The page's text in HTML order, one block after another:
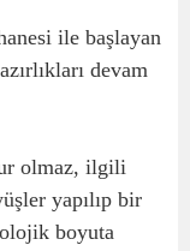
ile başlayan
devam
olmaz, ilgili
yapılıp bir
boyuta